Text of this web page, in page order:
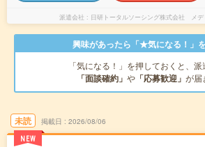
派遣会社 日研トータルソーシング株式会社 メデ
興味があったら「★気になる！」
「気になる！」を押しておくと、派
「面談確約」 や 「応募歓迎」 が届
未読
NEW
掲載日 2026/08/06